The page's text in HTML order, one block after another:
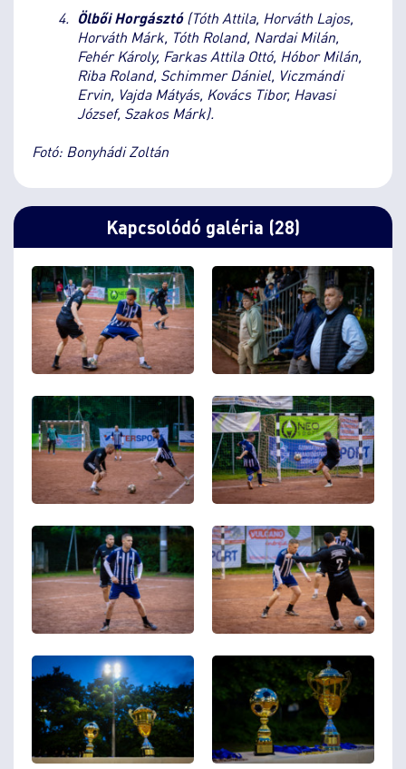
Ölbői Horgásztó(Tóth Attila, Horváth Lajos,
Horváth Márk, Tóth Roland, Nardai Milán,
Fehér Károly, Farkas Attila Ottó, Hóbor Milán,
Riba Roland, Schimmer Dániel, Viczmándi
Ervin, Vajda Mátyás, Kovács Tibor, Havasi
József, Szakos Márk).
Fotó: Bonyhádi Zoltán
Kapcsolódó galéria (28)